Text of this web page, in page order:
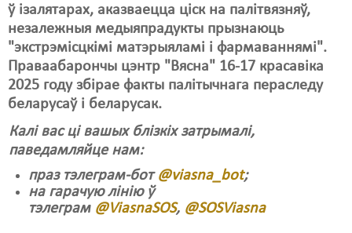
ў ізалятарах, аказваецца ціск на палітвязняў,
незалежныя медыяпрадукты прызнаюць
"экстрэмісцкімі матэрыяламі і фармаваннямі".
Праваабарончы цэнтр "Вясна" 16-17 красавіка
2025 году збірае факты палітычнага пераследу
беларусаў і беларусак.
Калі вас ці вашых блізкіх затрымалі,
паведамляйце нам:
праз тэлеграм-бот @viasna_bot;
на гарачую лінію ў
тэлеграм @ViasnaSOS, @SOSViasnа
Карная псыхіятрыя
КПЧ ААН
Культурныя правы
Мігранты
Мірныя сходы
Палітвязьні